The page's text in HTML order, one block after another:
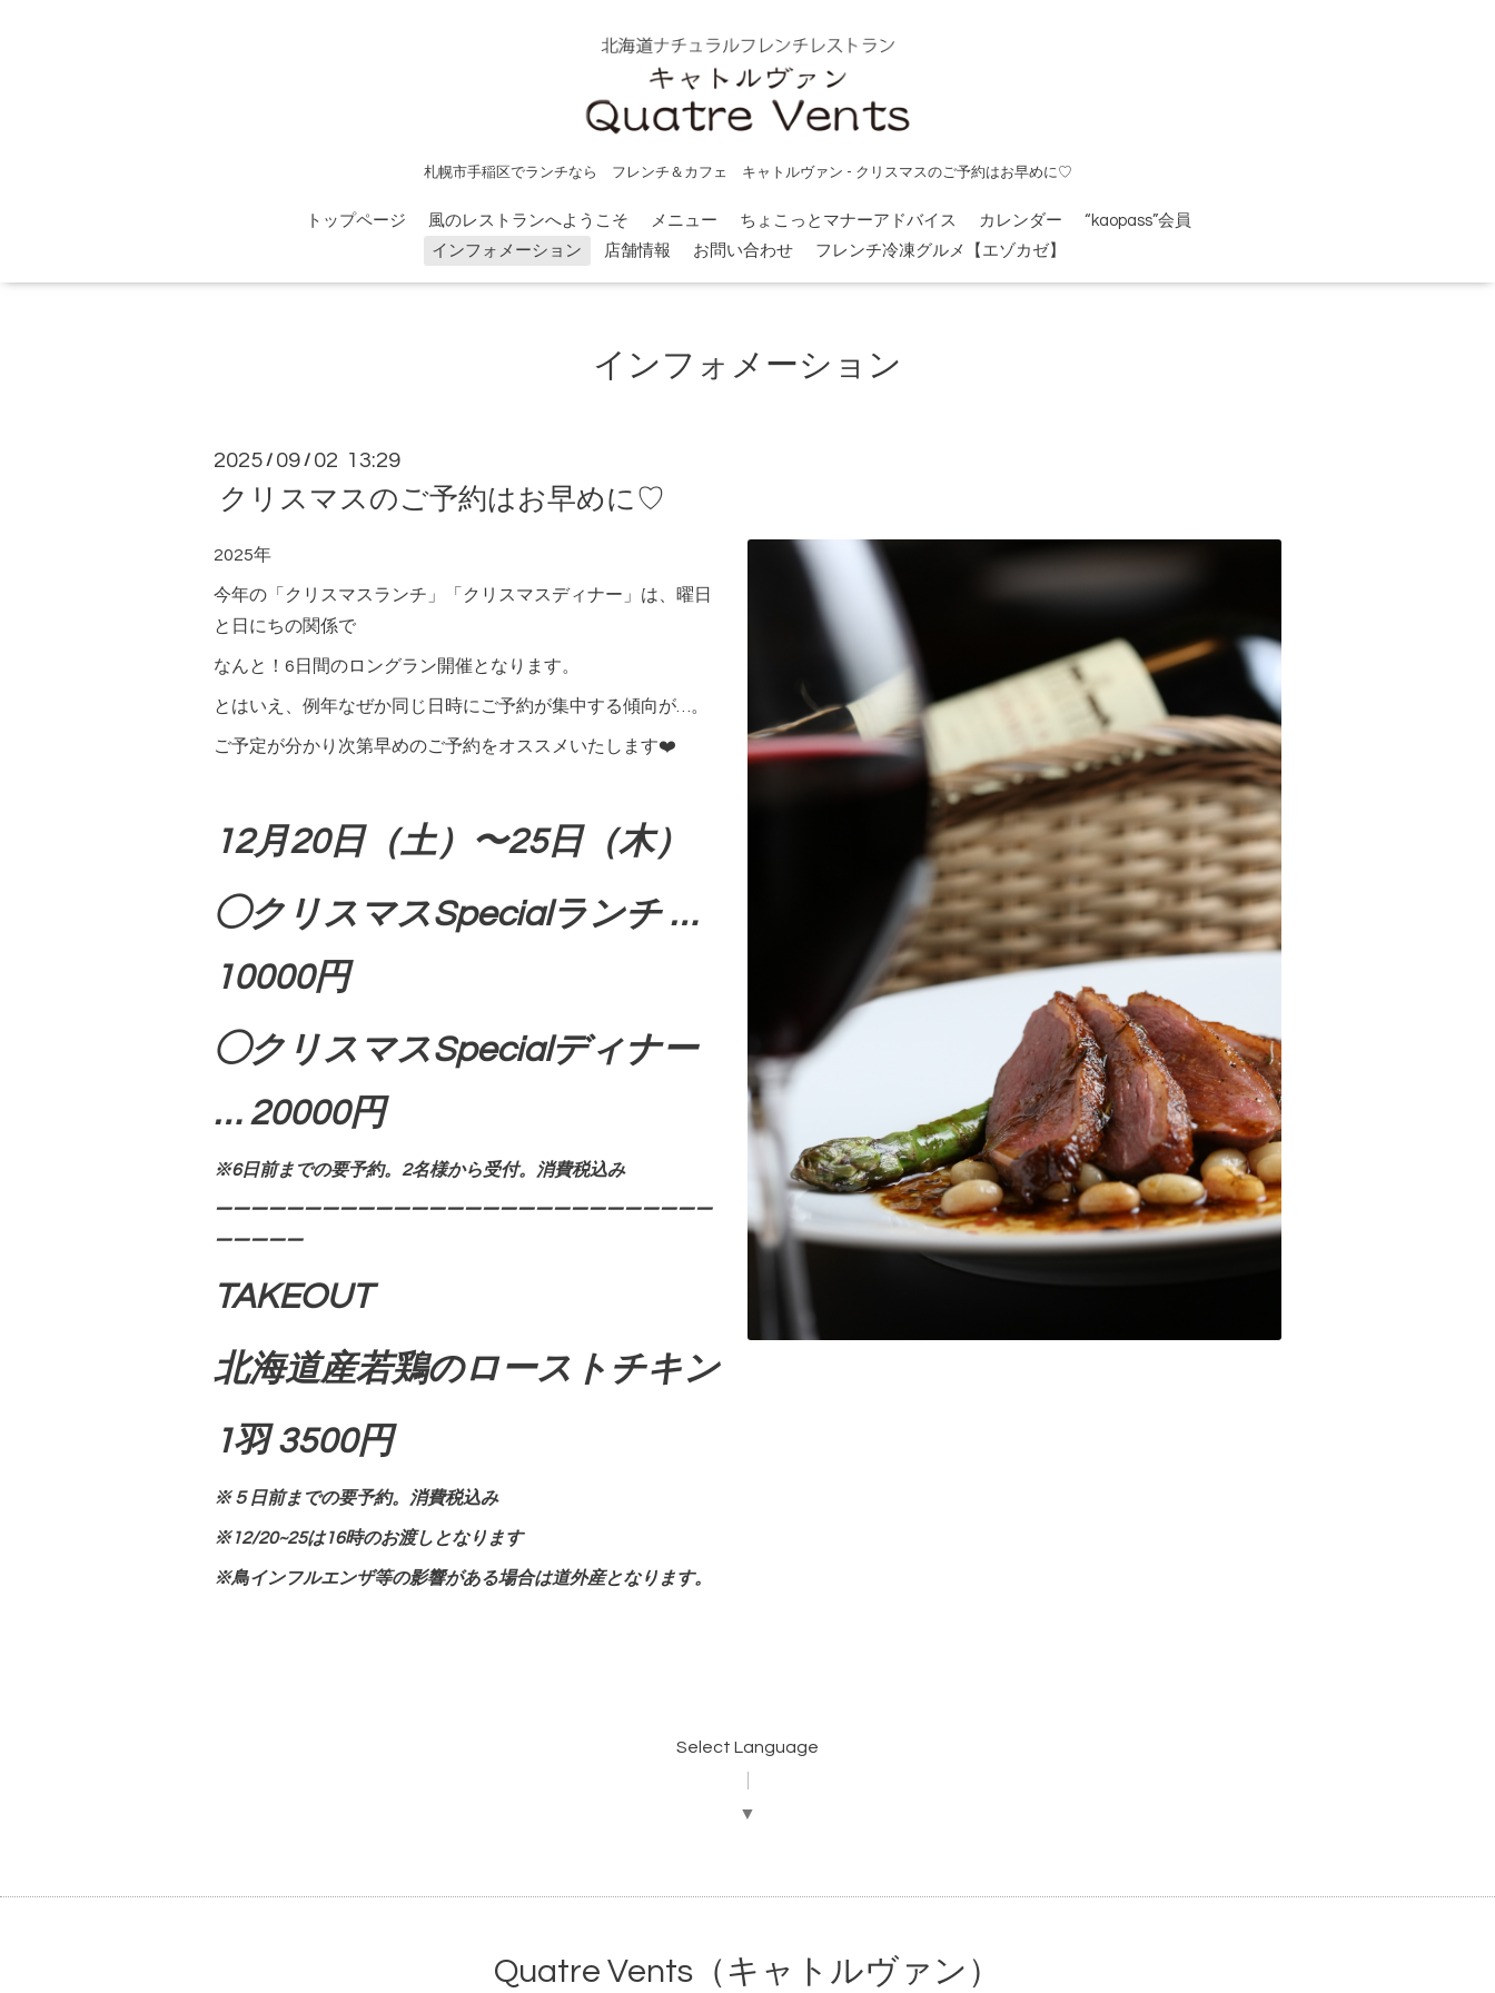
札幌市手稲区でランチなら フレンチ＆カフェ キャトルヴァン - クリスマスのご予約はお早めに♡
トップページ 風のレストランへようこそ メニュー ちょこっとマナーアドバイス カレンダー
“kaopass”会員
インフォメーション
店舗情報 お問い合わせ フレンチ冷凍グルメ【エゾカゼ】
インフォメーション
2025 / 09 / 02 13:29
クリスマスのご予約はお早めに♡
2025年
今年の「クリスマスランチ」「クリスマスディナー」は、曜日
と日にちの関係で
なんと！6日間のロングラン開催となります。
とはいえ、例年なぜか同じ日時にご予約が集中する傾向が…。
ご予定が分かり次第早めのご予約をオススメいたします❤️
12月20日（土）〜25日（木）
◯クリスマスSpecialランチ …
10000円
◯クリスマスSpecialディナー
… 20000円
※6日前までの要予約。2名様から受付。消費税込み
ーーーーーーーーーーーーーーーーーーーーーーーーーーーー
ーーーーー
TAKEOUT
北海道産若鶏のローストチキン
1羽 3500円
※５日前までの要予約。消費税込み
※12/20~25は16時のお渡しとなります
※鳥インフルエンザ等の影響がある場合は道外産となります。
Select Language
▼
Quatre Vents（キャトルヴァン）